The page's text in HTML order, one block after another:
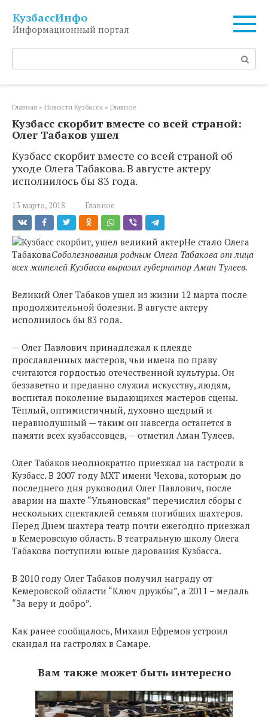
контенту
КузбассИнфо
Информационный портал
Поиск:
Главная » Новости Кузбасса » Главное
Кузбасс скорбит вместе со всей страной:
Олег Табаков ушел
Кузбасс скорбит вместе со всей страной об
уходе Олега Табакова. В августе актеру
исполнилось бы 83 года.
13 марта, 2018 Главное
Не стало Олега
ТабаковаСоболезнования родным Олега Табакова от лица
всех жителей Кузбасса выразил губернатор Аман Тулеев.
Великий Олег Табаков ушел из жизни 12 марта после
продолжительной болезни. В августе актеру
исполнилось бы 83 года.
— Олег Павлович принадлежал к плеяде
прославленных мастеров, чьи имена по праву
считаются гордостью отечественной культуры. Он
беззаветно и преданно служил искусству, людям,
воспитал поколение выдающихся мастеров сцены.
Тёплый, оптимистичный, духовно щедрый и
неравнодушный — таким он навсегда останется в
памяти всех кузбассовцев, — отметил Аман Тулеев.
Олег Табаков неоднократно приезжал на гастроли в
Кузбасс. В 2007 году МХТ имени Чехова, которым до
последнего дня руководил Олег Павлович, после
аварии на шахте “Ульяновская” перечислил сборы с
нескольких спектаклей семьям погибших шахтеров.
Перед Днем шахтера театр почти ежегодно приезжал
в Кемеровскую область. В театральную школу Олега
Табакова поступили юные дарования Кузбасса.
В 2010 году Олег Табаков получил награду от
Кемеровской области “Ключ дружбы”, а 2011 – медаль
“За веру и добро”.
Как ранее сообщалось, Михаил Ефремов устроил
скандал на гастролях в Самаре.
Вам также может быть интересно